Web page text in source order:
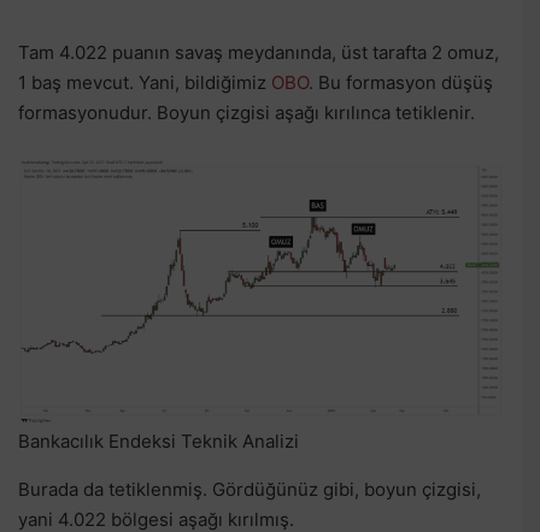
Tam 4.022 puanın savaş meydanında, üst tarafta 2 omuz,
1 baş mevcut. Yani, bildiğimiz OBO. Bu formasyon düşüş
formasyonudur. Boyun çizgisi aşağı kırılınca tetiklenir.
Bankacılık Endeksi Teknik Analizi
Burada da tetiklenmiş. Gördüğünüz gibi, boyun çizgisi,
yani 4.022 bölgesi aşağı kırılmış.